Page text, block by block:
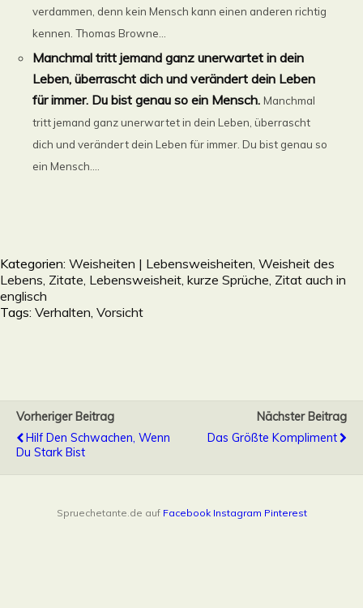
verdammen, denn kein Mensch kann einen anderen richtig
kennen. Thomas Browne...
Manchmal tritt jemand ganz unerwartet in dein
Leben, überrascht dich und verändert dein Leben
für immer. Du bist genau so ein Mensch. Manchmal
tritt jemand ganz unerwartet in dein Leben, überrascht
dich und verändert dein Leben für immer. Du bist genau so
ein Mensch....
Kategorien: Weisheiten | Lebensweisheiten, Weisheit des
Lebens, Zitate, Lebensweisheit, kurze Sprüche, Zitat auch in
englisch
Tags: Verhalten Vorsicht
Vorheriger Beitrag
Hilf Den Schwachen, Wenn
Du Stark Bist
Nächster Beitrag
Das Größte Kompliment
Spruechetante.de auf Facebook Instagram Pinterest